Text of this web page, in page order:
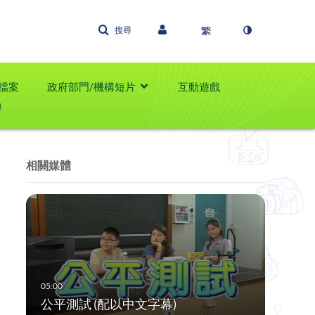
搜尋
案 政府部門/機構短片
互動遊戲
相關媒體
公平測試 (配以中文字幕)